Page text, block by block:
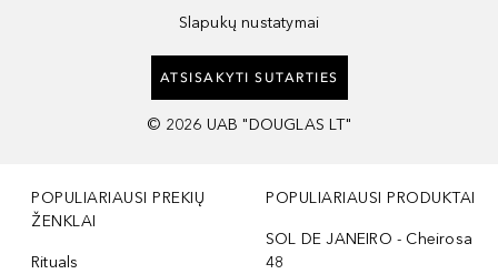
Slapukų nustatymai
ATSISAKYTI SUTARTIES
© 2026 UAB "DOUGLAS LT"
POPULIARIAUSI PREKIŲ
ŽENKLAI
Rituals
POPULIARIAUSI PRODUKTAI
SOL DE JANEIRO - Cheirosa
48